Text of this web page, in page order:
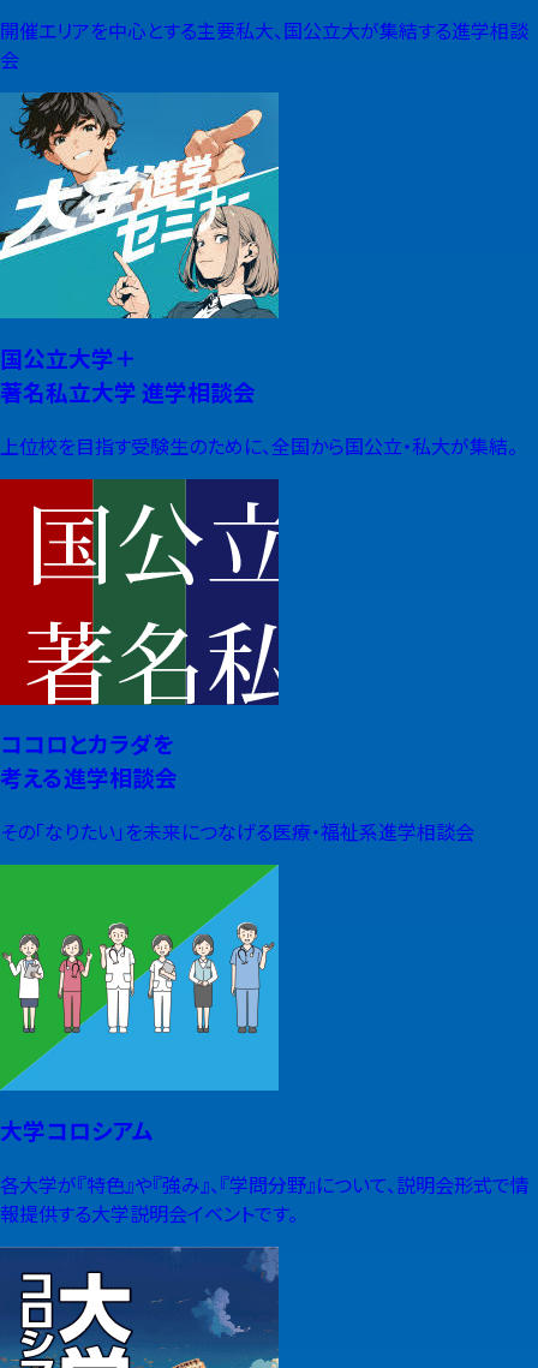
開催エリアを中心とする主要私大、国公立大が集結する進学相談
会
国公立大学＋
著名私立大学 進学相談会
上位校を目指す受験生のために、全国から国公立・私大が集結。
ココロとカラダを
考える進学相談会
その「なりたい」を未来につなげる医療・福祉系進学相談会
大学コロシアム
各大学が『特色』や『強み』、『学問分野』について、説明会形式で情
報提供する大学説明会イベントです。